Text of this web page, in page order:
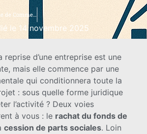
Financement Reprise de Commerce : Le Guide Ultime pour Obtenir Votre Prêt
le 14 novembre 2025
reprise d’une entreprise est une
mais elle commence par une
qui conditionnera toute la
: sous quelle forme juridique
l’activité ? Deux voies
à vous : le rachat du fonds de
cession de parts sociales. Loin